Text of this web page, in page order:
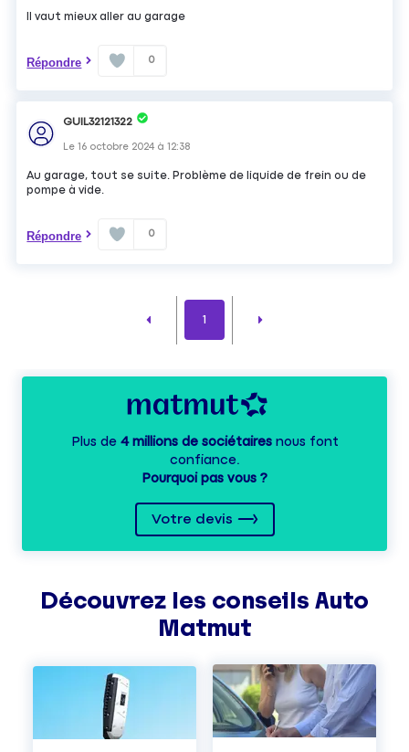
Il vaut mieux aller au garage
Répondre 0
GUIL32121322
Le16 octobre 2024 à12:38
Au garage, tout se suite. Problème de liquide de frein ou de
pompe à vide.
Répondre 0
1
Plus de 4 millions de sociétairesnous font
confiance.
Pourquoi pas vous ?
Votre devis
Découvrez les conseils Auto
Matmut